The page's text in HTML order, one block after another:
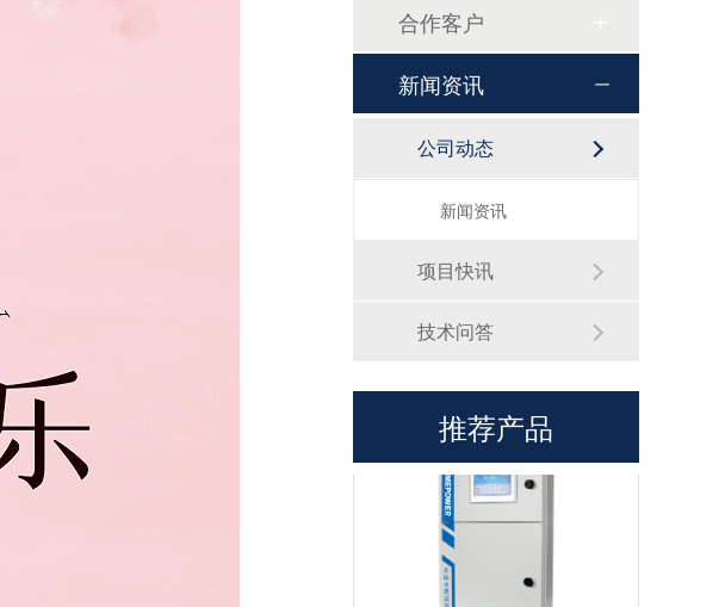
合作客户
新闻资讯
公司动态
新闻资讯
项目快讯
技术问答
推荐产品
硅酸根监测仪TP1060